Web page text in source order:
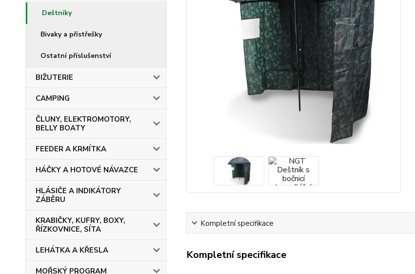
Deštníky
Bivaky a přístřešky
Ostatní příslušenství
BIŽUTERIE
CAMPING
ČLUNY, ELEKTROMOTORY,
BELLY BOATY
FEEDER A KRMÍTKA
HÁČKY A HOTOVÉ NÁVAZCE
HLÁSIČE A INDIKÁTORY
ZÁBĚRU
KRABIČKY, KUFRY, BOXY,
ŘÍZKOVNICE, SÍTA
LEHÁTKA A KŘESLA
MOŘSKÝ PROGRAM
Kompletní specifikace
Kompletní specifikace